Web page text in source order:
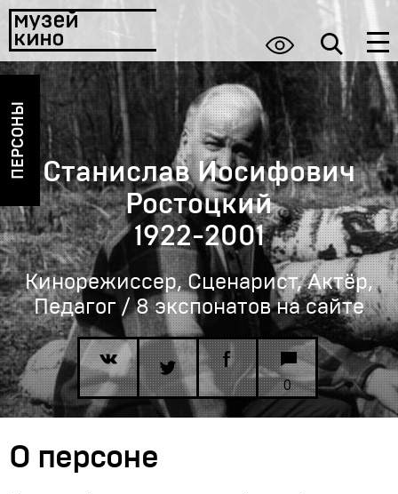
ПЕРСОНЫ
0
Станислав Иосифович
Ростоцкий
1922-2001
Кинорежиссер, Сценарист, Актёр,
Педагог / 8 экспонатов на сайте
О персоне